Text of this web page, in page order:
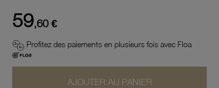
59,60 €
Profitez des paiements en plusieurs fois avec Floa
AJOUTER AU PANIER